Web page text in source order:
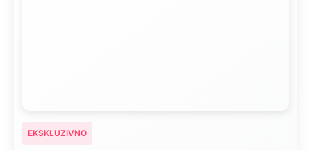
EKSKLUZIVNO